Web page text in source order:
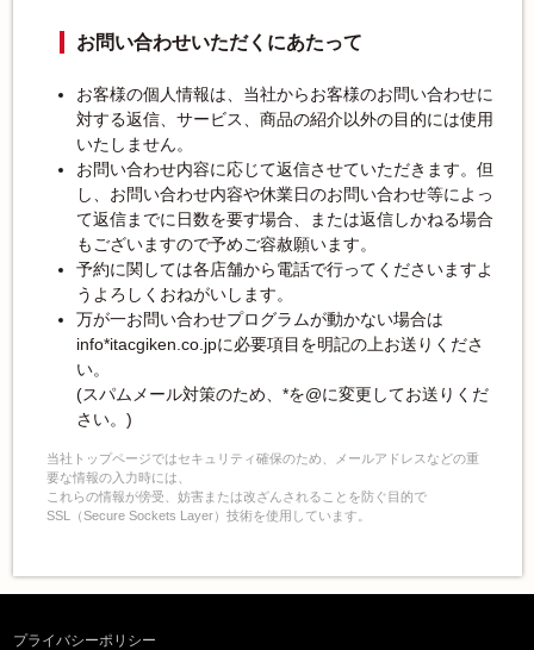
お問い合わせいただくにあたって
お客様の個人情報は、当社からお客様のお問い合わせに
対する返信、サービス、商品の紹介以外の目的には使用
いたしません。
お問い合わせ内容に応じて返信させていただきます。但
し、お問い合わせ内容や休業日のお問い合わせ等によっ
て返信までに日数を要す場合、または返信しかねる場合
もございますので予めご容赦願います。
予約に関しては各店舗から電話で行ってくださいますよ
うよろしくおねがいします。
万が一お問い合わせプログラムが動かない場合は
info*itacgiken.co.jpに必要項目を明記の上お送りくださ
い。
(スパムメール対策のため、*を@に変更してお送りくだ
さい。)
当社トップページではセキュリティ確保のため、メールアドレスなどの重
要な情報の入力時には、
これらの情報が傍受、妨害または改ざんされることを防ぐ目的で
SSL（Secure Sockets Layer）技術を使用しています。
プライバシーポリシー